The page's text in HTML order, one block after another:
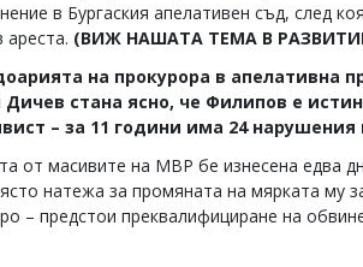
в Бургаския апелативен съд, след
ареста. (ВИЖ НАШАТА ТЕМА В
на прокурора в апелативна
стана ясно, че Филипов е
– за 11 години има 24 нарушения
от масивите на МВР бе изнесена едва
натежа за промяната на мярката му
– предстои преквалифициране на